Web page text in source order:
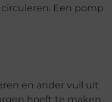
Een pomp
en ander vuil uit
hoeft te maken